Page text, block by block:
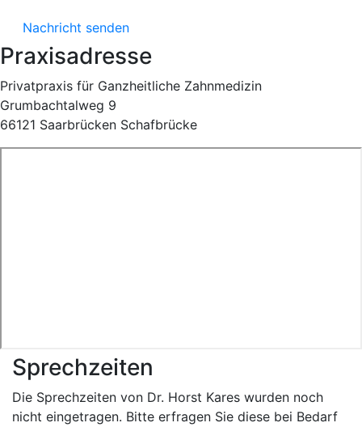
Nachricht senden
Praxisadresse
Privatpraxis für Ganzheitliche Zahnmedizin
Grumbachtalweg 9
66121 Saarbrücken Schafbrücke
Sprechzeiten
Die Sprechzeiten von Dr. Horst Kares wurden noch
nicht eingetragen. Bitte erfragen Sie diese bei Bedarf